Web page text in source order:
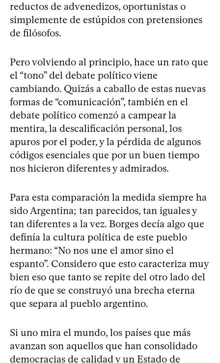
reductos de advenedizos, oportunistas o
simplemente de estúpidos con pretensiones
de filósofos.
Pero volviendo al principio, hace un rato que
el “tono” del debate político viene
cambiando. Quizás a caballo de estas nuevas
formas de “comunicación”, también en el
debate político comenzó a campear la
mentira, la descalificación personal, los
apuros por el poder, y la pérdida de algunos
códigos esenciales que por un buen tiempo
nos hicieron diferentes y admirados.
Para esta comparación la medida siempre ha
sido Argentina; tan parecidos, tan iguales y
tan diferentes a la vez. Borges decía algo que
definía la cultura política de este pueblo
hermano: “No nos une el amor sino el
espanto”. Considero que esto caracteriza muy
bien eso que tanto se repite del otro lado del
río de que se construyó una brecha eterna
que separa al pueblo argentino.
Si uno mira el mundo, los países que más
avanzan son aquellos que han consolidado
democracias de calidad y un Estado de